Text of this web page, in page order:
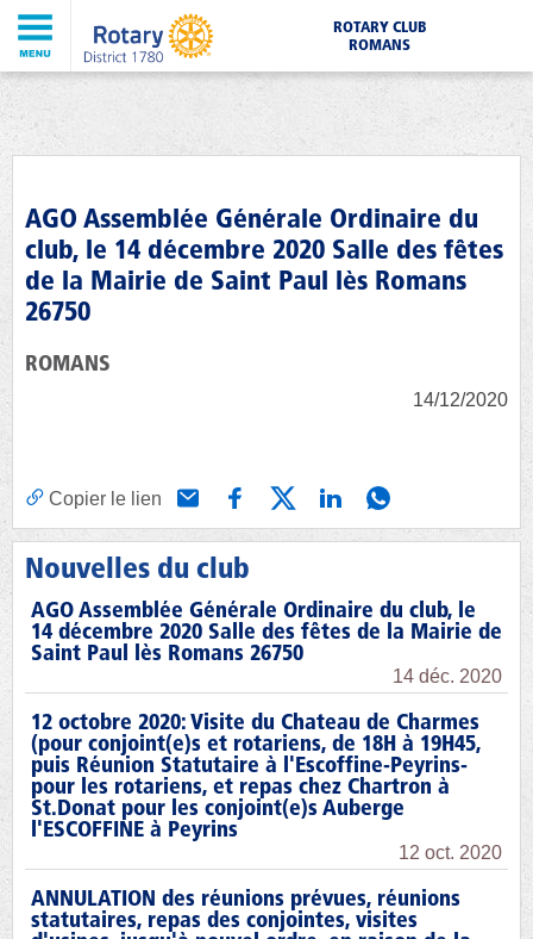
ROTARY CLUB
ROMANS
AGO Assemblée Générale Ordinaire du
club, le 14 décembre 2020 Salle des fêtes
de la Mairie de Saint Paul lès Romans
26750
ROMANS
14/12/2020
Copier le lien
Nouvelles du club
AGO Assemblée Générale Ordinaire du club, le
14 décembre 2020 Salle des fêtes de la Mairie de
Saint Paul lès Romans 26750
14 déc. 2020
12 octobre 2020: Visite du Chateau de Charmes
(pour conjoint(e)s et rotariens, de 18H à 19H45,
puis Réunion Statutaire à l'Escoffine-Peyrins-
pour les rotariens, et repas chez Chartron à
St.Donat pour les conjoint(e)s Auberge
l'ESCOFFINE à Peyrins
12 oct. 2020
ANNULATION des réunions prévues, réunions
statutaires, repas des conjointes, visites